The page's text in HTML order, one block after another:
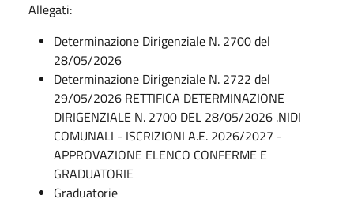
Allegati:
Determinazione Dirigenziale N. 2700 del
28/05/2026
Determinazione Dirigenziale N. 2722 del
29/05/2026 RETTIFICA DETERMINAZIONE
DIRIGENZIALE N. 2700 DEL 28/05/2026 .NIDI
COMUNALI - ISCRIZIONI A.E. 2026/2027 -
APPROVAZIONE ELENCO CONFERME E
GRADUATORIE
Graduatorie